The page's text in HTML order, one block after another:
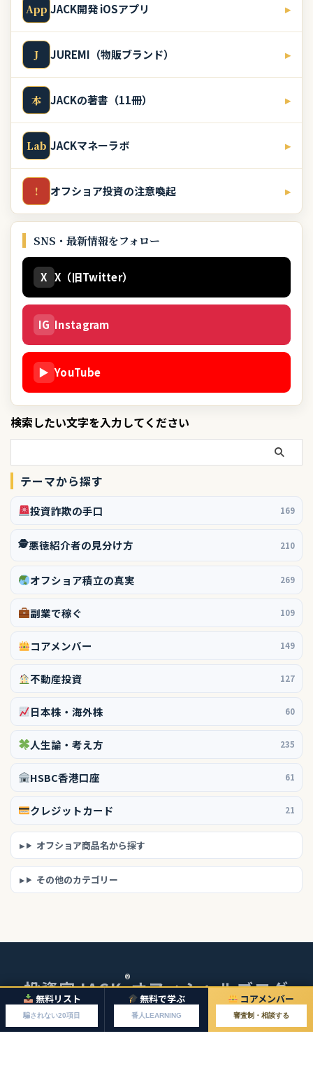
App JACK開発 iOSアプリ ▸
J JUREMI（物販ブランド） ▸
本 JACKの著書（11冊） ▸
Lab JACKマネーラボ ▸
! オフショア投資の注意喚起 ▸
SNS・最新情報をフォロー
X X（旧Twitter）
IG Instagram
▶ YouTube
検索したい文字を入力してください
テーマから探す
投資詐欺の手口 169
🕵️悪徳紹介者の見分け方 210
オフショア積立の真実 269
副業で稼ぐ 109
コアメンバー 149
不動産投資 127
日本株・海外株 60
人生論・考え方 235
HSBC香港口座 61
クレジットカード 21
オフショア商品名から探す
その他のカテゴリー
無料リスト
騙されない20項目
無料で学ぶ
番人LEARNING
コアメンバー
審査制・相談する
投資家JACK®オフィシャルブログ
© 2026 投資家JACKオフィシャルブログ